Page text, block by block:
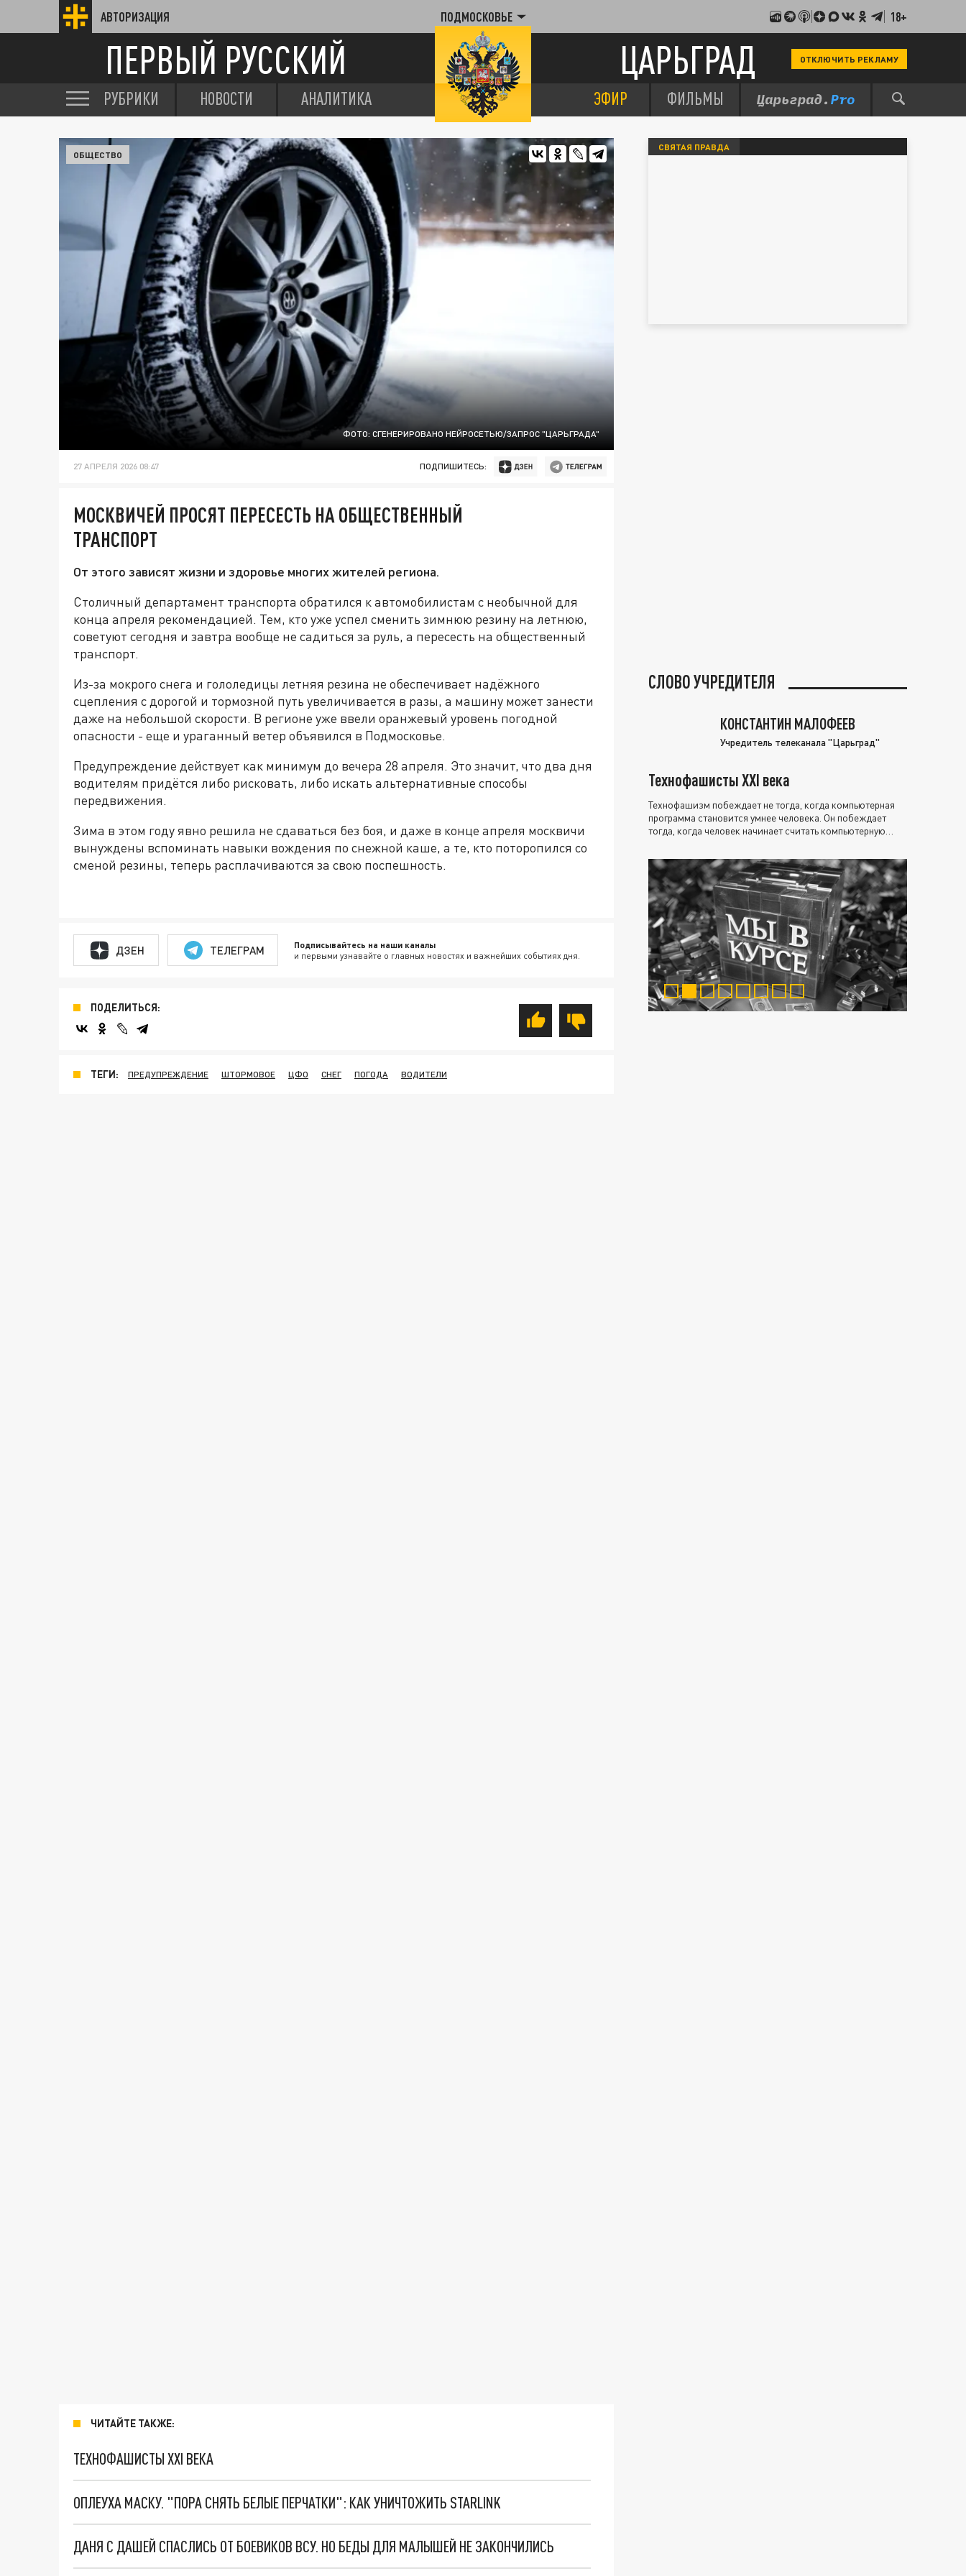
АВТОРИЗАЦИЯ ПОДМОСКОВЬЕ 18+
ПЕРВЫЙ РУССКИЙ ЦАРЬГРАД ОТКЛЮЧИТЬ РЕКЛАМУ
РУБРИКИ НОВОСТИ АНАЛИТИКА ЭФИР ФИЛЬМЫ
ФОТО: СГЕНЕРИРОВАНО НЕЙРОСЕТЬЮ/ЗАПРОС "ЦАРЬГРАДА"
ОБЩЕСТВО
27 АПРЕЛЯ 2026 08:47 ПОДПИШИТЕСЬ:
МОСКВИЧЕЙ ПРОСЯТ ПЕРЕСЕСТЬ НА ОБЩЕСТВЕННЫЙ
ТРАНСПОРТ
От этого зависят жизни и здоровье многих жителей региона.
Столичный департамент транспорта обратился к автомобилистам с необычной для
конца апреля рекомендацией. Тем, кто уже успел сменить зимнюю резину на летнюю,
советуют сегодня и завтра вообще не садиться за руль, а пересесть на общественный
транспорт.
Из-за мокрого снега и гололедицы летняя резина не обеспечивает надёжного
сцепления с дорогой и тормозной путь увеличивается в разы, а машину может занести
даже на небольшой скорости. В регионе уже ввели оранжевый уровень погодной
опасности - еще и ураганный ветер объявился в Подмосковье.
Предупреждение действует как минимум до вечера 28 апреля. Это значит, что два дня
водителям придётся либо рисковать, либо искать альтернативные способы
передвижения.
Зима в этом году явно решила не сдаваться без боя, и даже в конце апреля москвичи
вынуждены вспоминать навыки вождения по снежной каше, а те, кто поторопился со
сменой резины, теперь расплачиваются за свою поспешность.
ДЗЕН ТЕЛЕГРАМ Подписывайтесь на наши каналы
и первыми узнавайте о главных новостях и важнейших событиях дня.
ПОДЕЛИТЬСЯ:
ТЕГИ: ПРЕДУПРЕЖДЕНИЕ ШТОРМОВОЕ ЦФО СНЕГ ПОГОДА ВОДИТЕЛИ
ЧИТАЙТЕ ТАКЖЕ:
ТЕХНОФАШИСТЫ XXI ВЕКА
ОПЛЕУХА МАСКУ. "ПОРА СНЯТЬ БЕЛЫЕ ПЕРЧАТКИ": КАК УНИЧТОЖИТЬ STARLINK
ДАНЯ С ДАШЕЙ СПАСЛИСЬ ОТ БОЕВИКОВ ВСУ. НО БЕДЫ ДЛЯ МАЛЫШЕЙ НЕ ЗАКОНЧИЛИСЬ
СВЯТАЯ ПРАВДА
СЛОВО УЧРЕДИТЕЛЯ
КОНСТАНТИН МАЛОФЕЕВ
Учредитель телеканала "Царьград"
Технофашисты XXI века
Технофашизм побеждает не тогда, когда компьютерная
программа становится умнее человека. Он побеждает
тогда, когда человек начинает считать компьютерную